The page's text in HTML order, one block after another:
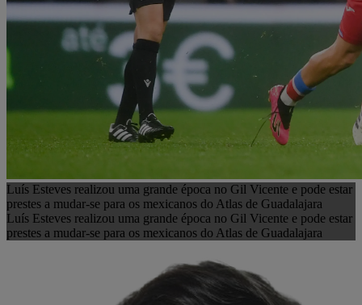
Luís Esteves realizou uma grande época no Gil Vicente e pode estar
prestes a mudar-se para os mexicanos do Atlas de Guadalajara
Luís Esteves realizou uma grande época no Gil Vicente e pode estar
prestes a mudar-se para os mexicanos do Atlas de Guadalajara